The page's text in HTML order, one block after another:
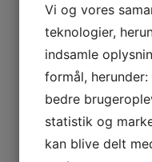
Vi og vores
teknologier,
indsamle
formål,
bedre
statistik og
kan blive delt